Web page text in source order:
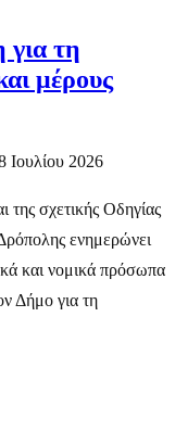
τη
μέρους
Ιουλίου 2026
σχετικής Οδηγίας
ενημερώνει
και νομικά πρόσωπα
Δήμο για τη